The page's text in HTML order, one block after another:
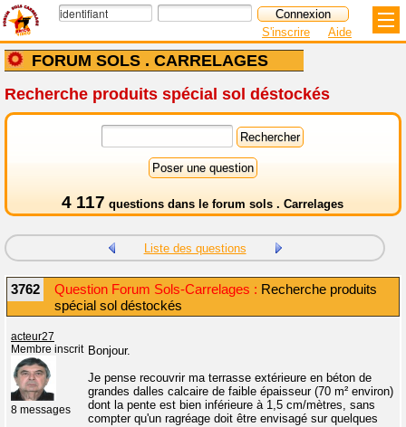
FORUM SOLS . CARRELAGES
S'inscrire Aide
Recherche produits spécial sol déstockés
4 117 questions dans le forum sols . Carrelages
Liste des questions
3762 Question Forum Sols-Carrelages : Recherche produits
spécial sol déstockés
acteur27
Membre inscrit
8 messages
Bonjour.
Je pense recouvrir ma terrasse extérieure en béton de
grandes dalles calcaire de faible épaisseur (70 m² environ)
dont la pente est bien inférieure à 1,5 cm/mètres, sans
compter qu'un ragréage doit être envisagé sur quelques